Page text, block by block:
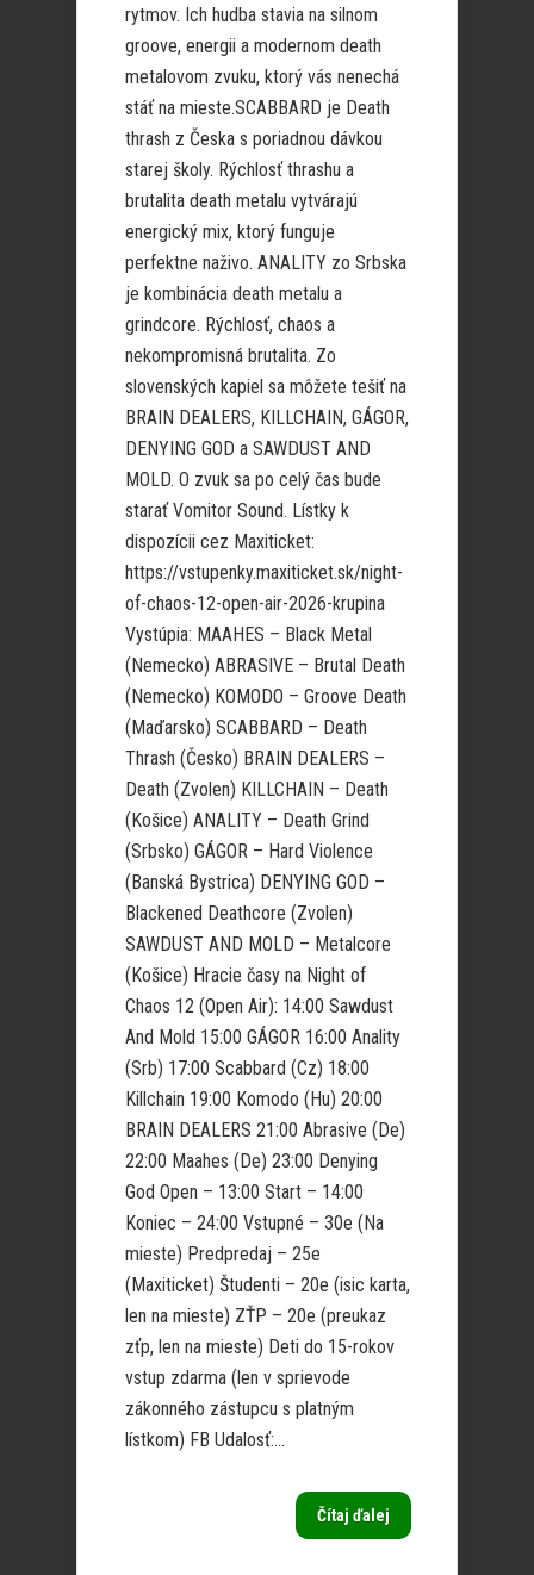
rytmov. Ich hudba stavia na silnom
groove, energii a modernom death
metalovom zvuku, ktorý vás nenechá
stáť na mieste.SCABBARD je Death
thrash z Česka s poriadnou dávkou
starej školy. Rýchlosť thrashu a
brutalita death metalu vytvárajú
energický mix, ktorý funguje
perfektne naživo. ANALITY zo Srbska
je kombinácia death metalu a
grindcore. Rýchlosť, chaos a
nekompromisná brutalita. Zo
slovenských kapiel sa môžete tešiť na
BRAIN DEALERS, KILLCHAIN, GÁGOR,
DENYING GOD a SAWDUST AND
MOLD. O zvuk sa po celý čas bude
starať Vomitor Sound. Lístky k
dispozícii cez Maxiticket:
https://vstupenky.maxiticket.sk/night-
of-chaos-12-open-air-2026-krupina
Vystúpia: MAAHES – Black Metal
(Nemecko) ABRASIVE – Brutal Death
(Nemecko) KOMODO – Groove Death
(Maďarsko) SCABBARD – Death
Thrash (Česko) BRAIN DEALERS –
Death (Zvolen) KILLCHAIN – Death
(Košice) ANALITY – Death Grind
(Srbsko) GÁGOR – Hard Violence
(Banská Bystrica) DENYING GOD –
Blackened Deathcore (Zvolen)
SAWDUST AND MOLD – Metalcore
(Košice) Hracie časy na Night of
Chaos 12 (Open Air): 14:00 Sawdust
And Mold 15:00 GÁGOR 16:00 Anality
(Srb) 17:00 Scabbard (Cz) 18:00
Killchain 19:00 Komodo (Hu) 20:00
BRAIN DEALERS 21:00 Abrasive (De)
22:00 Maahes (De) 23:00 Denying
God Open – 13:00 Start – 14:00
Koniec – 24:00 Vstupné – 30e (Na
mieste) Predpredaj – 25e
(Maxiticket) Študenti – 20e (isic karta,
len na mieste) ZŤP – 20e (preukaz
zťp, len na mieste) Deti do 15-rokov
vstup zdarma (len v sprievode
zákonného zástupcu s platným
lístkom) FB Udalosť:...
Čítaj ďalej